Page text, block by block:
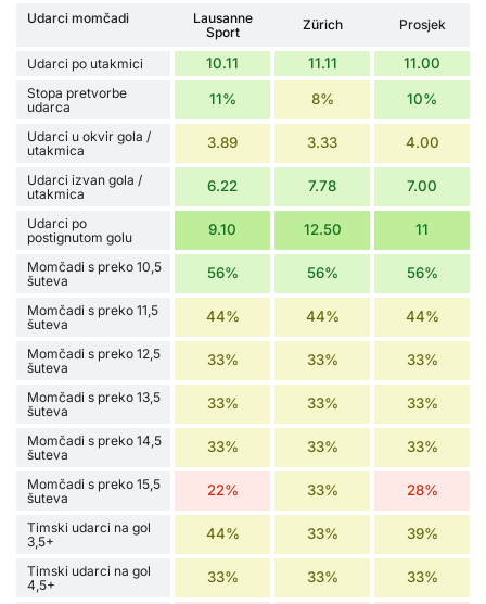
Udarci momčadi
Lausanne
Sport
Zürich Prosjek
Udarci po utakmici 10.11 11.11 11.00
Stopa pretvorbe
udarca
11% 8% 10%
Udarci u okvir gola /
utakmica
3.89 3.33 4.00
Udarci izvan gola /
utakmica
6.22 7.78 7.00
Udarci po
postignutom golu
9.10 12.50 11
Momčadi s preko 10,5
šuteva
56% 56% 56%
Momčadi s preko 11,5
šuteva
44% 44% 44%
Momčadi s preko 12,5
šuteva
33% 33% 33%
Momčadi s preko 13,5
šuteva
33% 33% 33%
Momčadi s preko 14,5
šuteva
33% 33% 33%
Momčadi s preko 15,5
šuteva
22% 33% 28%
Timski udarci na gol
3,5+
44% 33% 39%
Timski udarci na gol
4,5+
33% 33% 33%